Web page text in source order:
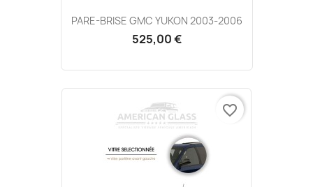
PARE-BRISE GMC YUKON 2003-2006
525,00 €
favorite_border